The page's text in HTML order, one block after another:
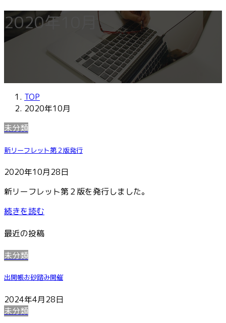
2020年10月
TOP
2020年10月
未分類
新リーフレット第２版発行
2020年10月28日
新リーフレット第２版を発行しました。
続きを読む
最近の投稿
未分類
出開帳お砂踏み開催
2024年4月28日
未分類